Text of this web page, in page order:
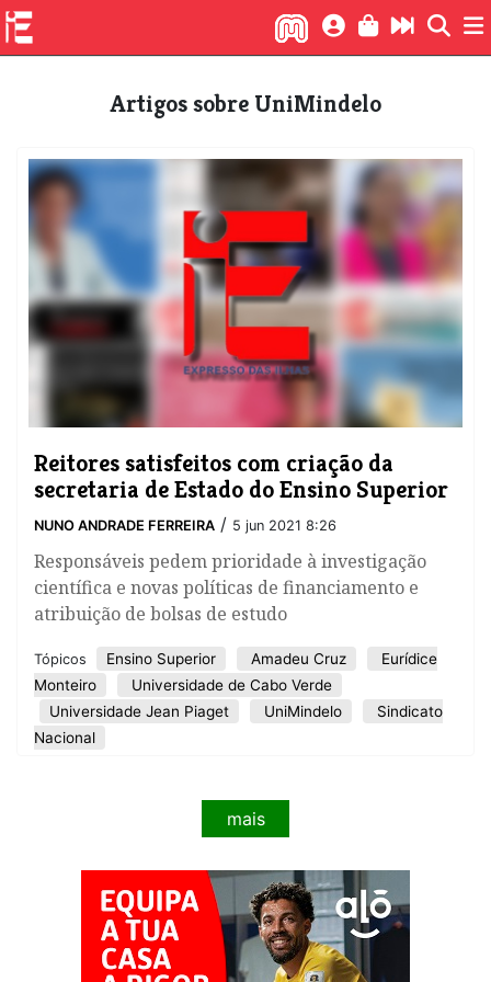
Artigos sobre UniMindelo
Reitores satisfeitos com criação da
secretaria de Estado do Ensino Superior
NUNO ANDRADE FERREIRA / 5 jun 2021 8:26
Responsáveis pedem prioridade à investigação
científica e novas políticas de financiamento e
atribuição de bolsas de estudo
Tópicos Ensino Superior Amadeu Cruz
Eurídice
Monteiro
Universidade de Cabo Verde
Universidade Jean Piaget
UniMindelo
Sindicato
Nacional
mais